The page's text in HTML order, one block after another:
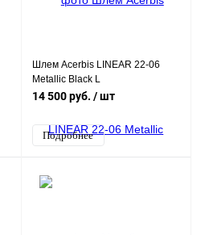
Шлем Acerbis LINEAR 22-06
Metallic Black L
14 500 руб. / шт
Подробнее